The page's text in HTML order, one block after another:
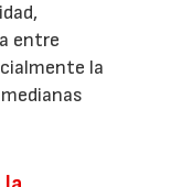
entre
la